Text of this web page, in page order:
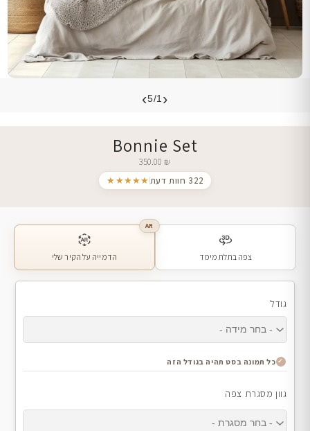
‹
5/1
›
Bonnie Set
350.00 ₪
★★★★★
322 חוות דעת
צפה בתלת מימד
AR
הדמייה על הקיר שלי
גודל
כל תמונה בסט תהיה בגודל הזה
גוון מסגרת צפה